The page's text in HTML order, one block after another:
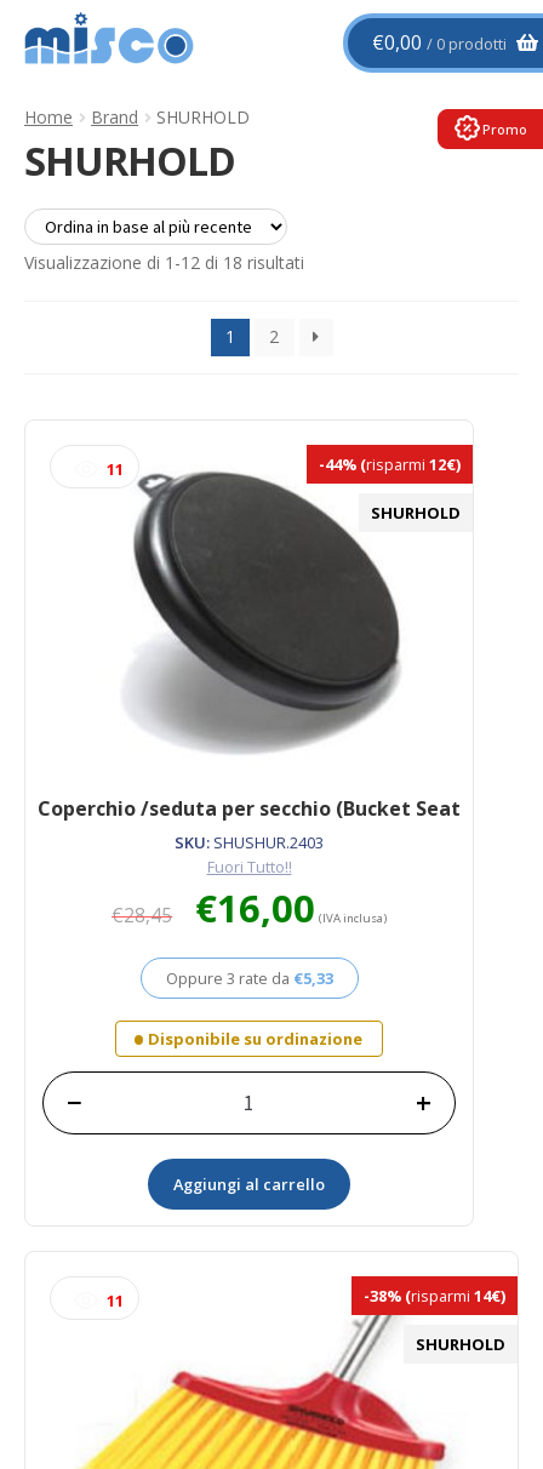
Vai
alla
Vai
al
€0,00 0 prodotti
Home Brand SHURHOLD
SHURHOLD
Visualizzazione di 1-12 di 18 risultati
al
1 2
SHURHOLD
-44% (risparmi 12€)
Coperchio /seduta per secchio (Bucket Seat
SKU: SHUSHUR.2403
Fuori Tutto!!
€28,45
prezzo
era:
€28,45.
€16,00prezzo
è:
€16,00.
(IVA inclusa)
Oppure 3 rate da €5,33
11
Disponibile su ordinazione
Coperchio
/seduta
quantità
− +
Aggiungi al carrello
SHURHOLD
-38% (risparmi 14€)
11
Promo